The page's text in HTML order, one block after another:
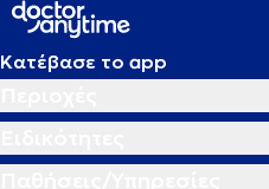
Κατέβασε το app